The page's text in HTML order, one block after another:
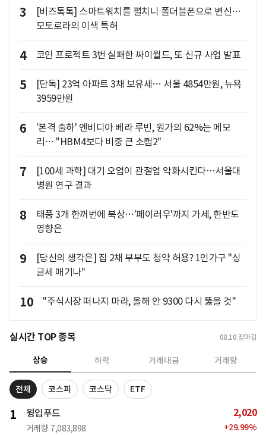
3
[비즈톡톡] 스마트워치를 펼치니 폴더블폰으로 변신…
모토로라의 이색 특허
4 코인 프로젝트 3번 실패한 싸이월드, 또 신규 사업 발표
5
[단독] 23억 아파트 3채 보유세… 서울 4854만원, 뉴욕
3959만원
6
'본격 출하' 엔비디아 베라 루빈, 원가의 62%는 메모
리… "HBM4보다 비중 큰 소캠2"
7
[100세 과학] 대기 오염이 관절염 악화시킨다…서울대
병원 연구 결과
8
태풍 3개 한꺼번에 북상…'페이러우'까지 가세, 한반도
영향은
9
[당신의 생각은] 집 2채 부부도 청약 허용? 1인가구 "싱
글세 매기나"
10 "주식시장 떠나지 마라, 올해 안 9300 다시 뚫을 것"
실시간 TOP 종목 08.10 장마감
상승 하락 거래대금 거래량
전체 코스피 코스닥 ETF
1 윙입푸드
거래량 7,083,898
2,020
+29.99%